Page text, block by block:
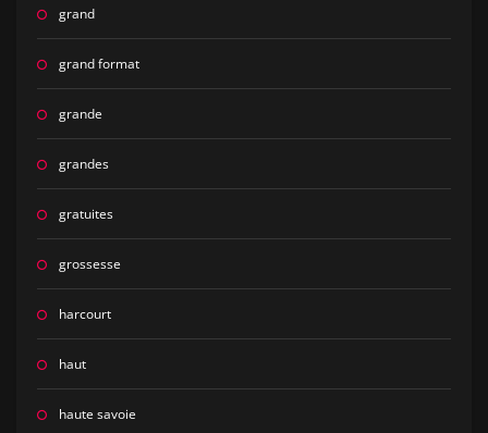
grand
grand format
grande
grandes
gratuites
grossesse
harcourt
haut
haute savoie